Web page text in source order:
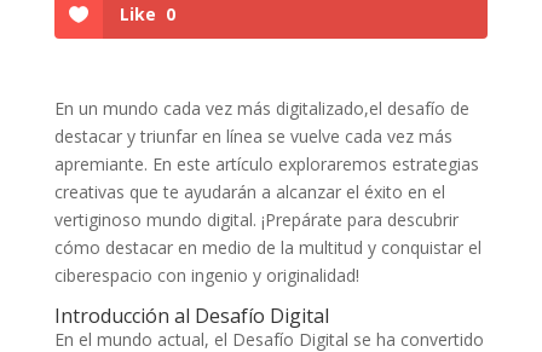
Like 0
En un ​mundo cada ​vez más⁤ digitalizado,el⁣ desafío⁤ de
⁣destacar⁣ y ⁢triunfar en línea se vuelve cada vez más
⁤apremiante. En⁤ este artículo exploraremos estrategias
creativas ‍que te ayudarán a alcanzar el éxito en el
vertiginoso ‌mundo digital. ¡Prepárate⁣ para descubrir
cómo destacar en medio de la multitud y conquistar el
ciberespacio‌ con ingenio⁢ y originalidad!
Introducción al Desafío Digital
En el ​mundo actual, el Desafío​ Digital se ‌ha ‍convertido